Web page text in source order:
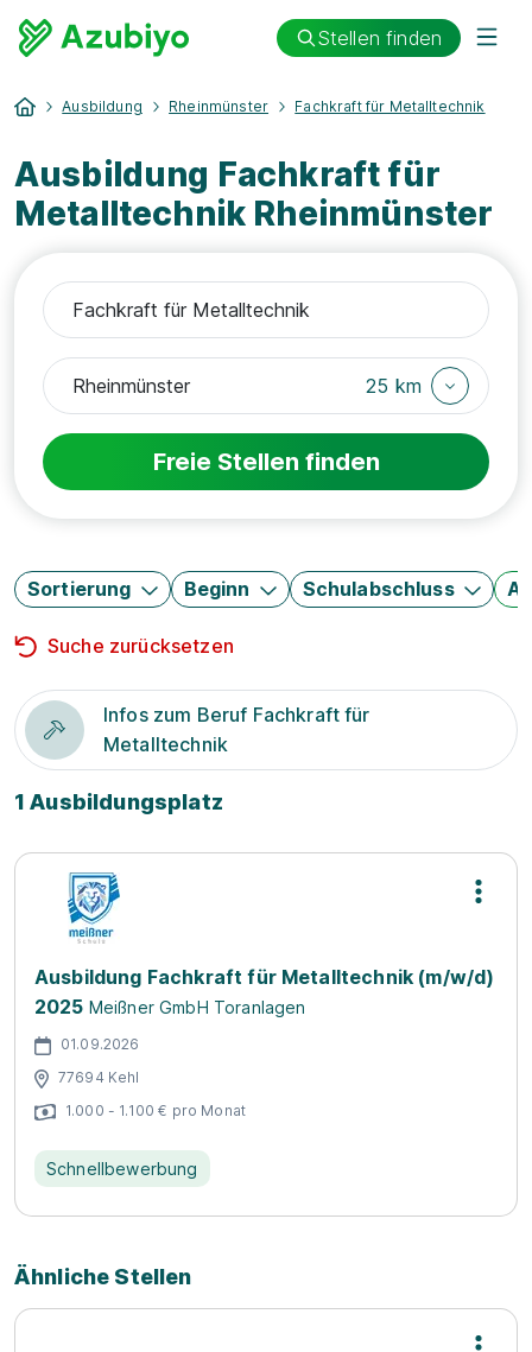
Stellen finden
Ausbildung Rheinmünster Fachkraft für Metalltechnik
Ausbildung Fachkraft für
Metalltechnik Rheinmünster
25 km
Freie Stellen finden
Sortierung Beginn Schulabschluss
Suche zurücksetzen
Infos zum Beruf Fachkraft für
Metalltechnik
1 Ausbildungsplatz
Ausbildung Fachkraft für Metalltechnik (m/w/d)
2025 Meißner GmbH Toranlagen
01.09.2026
77694 Kehl
1.000 - 1.100 € pro Monat
Schnellbewerbung
Ähnliche Stellen